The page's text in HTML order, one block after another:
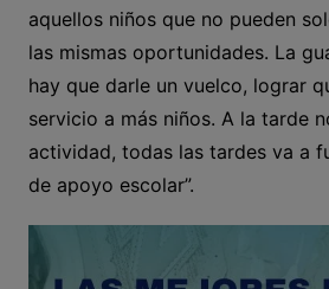
aquellos niños que no pueden
las mismas oportunidades. La
hay que darle un vuelco, lograr
servicio a más niños. A la tarde
actividad, todas las tardes va a
de apoyo escolar”.